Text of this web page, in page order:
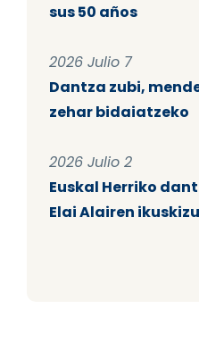
sus 50 años
2026 Julio 7
Dantza zubi,
zehar bidaiatzeko
2026 Julio 2
Euskal Herriko
Elai Alairen